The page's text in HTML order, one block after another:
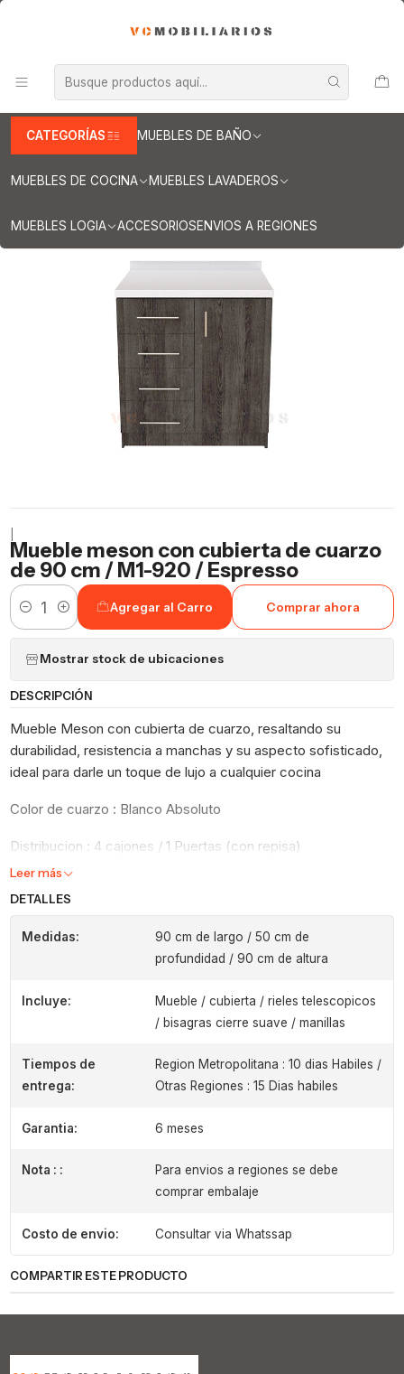
CATEGORÍAS MUEBLES DE BAÑO
MUEBLES DE COCINA MUEBLES LAVADEROS
MUEBLES LOGIA ACCESORIOSENVIOS A REGIONES
Mueble tipo Mesón de 90 cm
Mueble meson con cubierta de cuarzo de 90 cm / M1-920 /
Espresso
Mueble meson con cubierta de cuarzo
de 90 cm / M1-920 / Espresso
Cantidad
Agregar al Carro Comprar ahora
Mostrar stock de ubicaciones
DESCRIPCIÓN
Mueble Meson con cubierta de cuarzo, resaltando su
durabilidad, resistencia a manchas y su aspecto sofisticado,
ideal para darle un toque de lujo a cualquier cocina
Color de cuarzo : Blanco Absoluto
Distribucion : 4 cajones / 1 Puertas (con repisa)
Leer más
DETALLES
Medidas:
90 cm de largo / 50 cm de
profundidad / 90 cm de altura
Incluye:
Mueble / cubierta / rieles telescopicos
/ bisagras cierre suave / manillas
Tiempos de
entrega:
Region Metropolitana : 10 dias Habiles /
Otras Regiones : 15 Dias habiles
Garantia: 6 meses
Nota : :
Para envios a regiones se debe
comprar embalaje
Costo de envio: Consultar via Whatssap
COMPARTIR ESTE PRODUCTO